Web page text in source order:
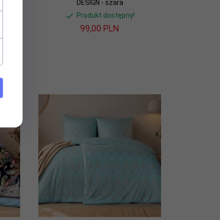
DESIGN - szara
Produkt dostępny!
99,00 PLN